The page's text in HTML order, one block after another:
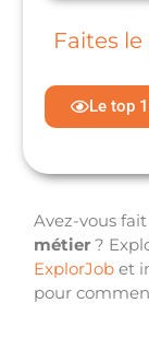
Faites
Le top
Avez-vous
métier ?
ExplorJob et
pour